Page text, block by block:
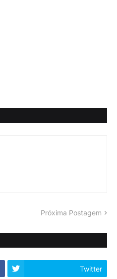
Próxima Postagem
Twitter